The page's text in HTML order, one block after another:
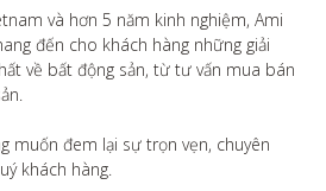
và hơn 5 năm kinh nghiệm, Ami
đến cho khách hàng những giải
về bất động sản, từ tư vấn mua bán
muốn đem lại sự trọn vẹn, chuyên
khách hàng.